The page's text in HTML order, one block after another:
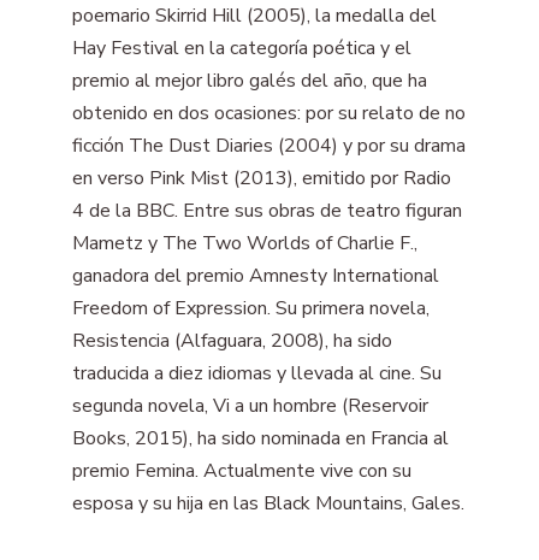
poemario Skirrid Hill (2005), la medalla del
Hay Festival en la categoría poética y el
premio al mejor libro galés del año, que ha
obtenido en dos ocasiones: por su relato de no
ficción The Dust Diaries (2004) y por su drama
en verso Pink Mist (2013), emitido por Radio
4 de la BBC. Entre sus obras de teatro figuran
Mametz y The Two Worlds of Charlie F.,
ganadora del premio Amnesty International
Freedom of Expression. Su primera novela,
Resistencia (Alfaguara, 2008), ha sido
traducida a diez idiomas y llevada al cine. Su
segunda novela, Vi a un hombre (Reservoir
Books, 2015), ha sido nominada en Francia al
premio Femina. Actualmente vive con su
esposa y su hija en las Black Mountains, Gales.